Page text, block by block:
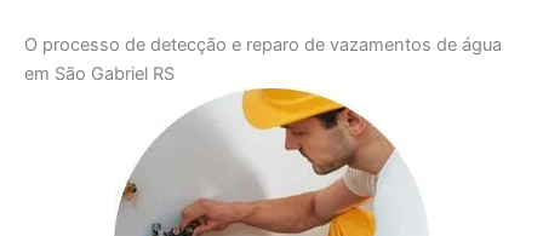
O processo de detecção e reparo de vazamentos de água
em São Gabriel RS